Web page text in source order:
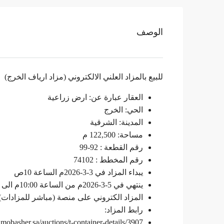
الوصف
للبيع بالمزاد العلني الالكتروني (مزاد ارياف الخرج)
العقار عبارة عن: ارض زراعية
الحي: الخرج
المدينة: الشرقية
مساحة: 122,500 م
رقم القطعة : 92-99
رقم المخطط : 74102
يبداء المزاد في 3-3-2026م الساعة 10ص
ينتهي في 5-3-2026م من الساعة 10:00م الى 11:45م
المزاد الكتروني على منصة (مباشر
رابط المزاد:
auctions/t-container-details/3907